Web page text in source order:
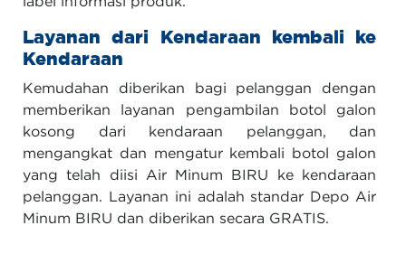
Layanan dari Kendaraan kembali ke
Kendaraan
Kemudahan diberikan bagi pelanggan dengan
memberikan layanan pengambilan botol galon
kosong dari kendaraan pelanggan, dan
mengangkat dan mengatur kembali botol galon
yang telah diisi Air Minum BIRU ke kendaraan
pelanggan. Layanan ini adalah standar Depo Air
Minum BIRU dan diberikan secara GRATIS.